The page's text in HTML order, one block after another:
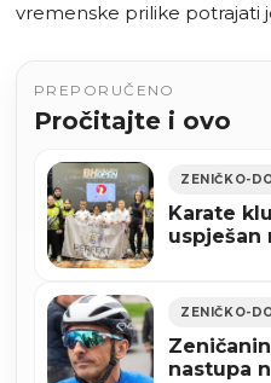
vremenske prilike potrajati
PREPORUČENO
Pročitajte i ovo
Karate
uspješan
nastupa